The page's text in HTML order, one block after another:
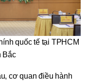
quốc tế tại TPHCM
Bắc
cơ quan điều hành